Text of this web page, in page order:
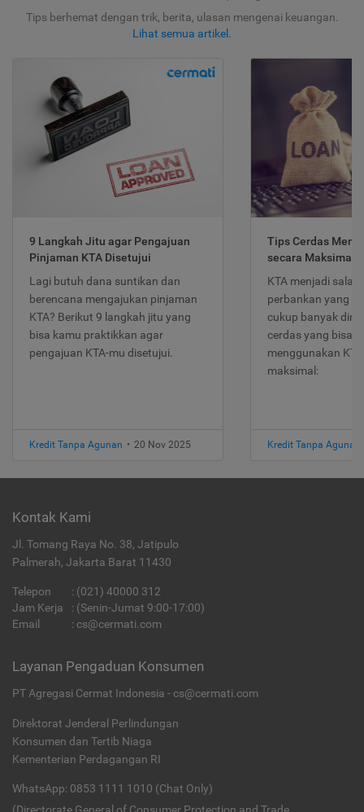
Tips berhemat dengan trik, berita, ulasan mengenai keuangan.
Lihat semua artikel .
9 Langkah Jitu agar Pengajuan
Pinjaman KTA Disetujui
Lagi butuh dana suntikan dan
berencana mengajukan pinjaman
KTA? Berikut 9 langkah jitu yang
bisa kamu praktikkan agar
pengajuan KTA-mu disetujui.
Kredit Tanpa Agunan • 20 Nov 2025
Tips Cerdas
secara Maksimal
KTA menjadi
perbankan yang
cukup banyak
cerdas yang bisa
menggunakan
maksimal:
Kredit Tanpa Agunan
Kontak Kami
Jl. Tomang Raya No. 38, Jatipulo
Palmerah, Jakarta Barat 11430
Telepon : (021) 40000 312
Jam Kerja
: (Senin-Jumat 9:00-17:00)
Email
: cs@cermati.com
Layanan Pengaduan Konsumen
PT Agregasi Cermat Indonesia - cs@cermati.com
Direktorat Jenderal Perlindungan
Konsumen dan Tertib Niaga
Kementerian Perdagangan RI
WhatsApp: 0853 1111 1010 (Chat Only)